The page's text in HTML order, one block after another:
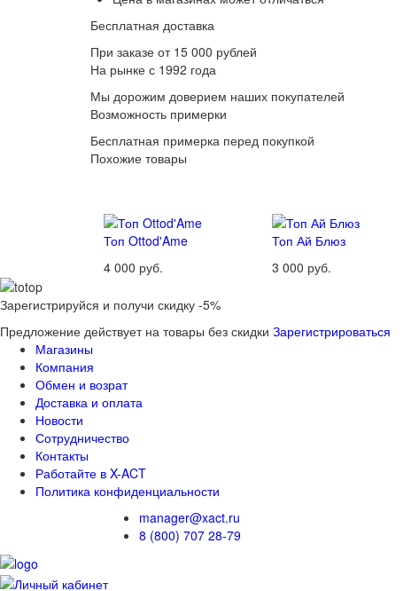
Бесплатная доставка
При заказе от 15 000 рублей
На рынке с 1992 года
Мы дорожим доверием наших покупателей
Возможность примерки
Бесплатная примерка перед покупкой
Похожие товары
Топ Ottod'Ame
4 000 руб.
Топ Ай Блюз
3 000 руб.
Зарегистрируйся и получи скидку -5%
Предложение действует на товары без скидки Зарегистрироваться
Магазины
Компания
Обмен и возрат
Доставка и оплата
Новости
Сотрудничество
Контакты
Работайте в X-ACT
Политика конфиденциальности
manager@xact.ru
8 (800) 707 28-79